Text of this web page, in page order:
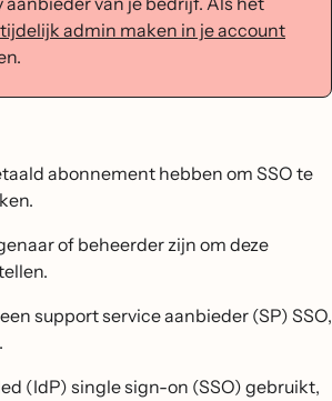
admin maken in je account
abonnement hebben om SSO te
of beheerder zijn om deze
support service aanbieder (SP) SSO,
(IdP) single sign-on (SSO) gebruikt,